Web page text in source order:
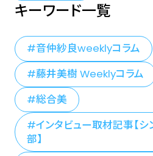
キーワード一覧
音仲紗良weeklyコラム
藤井美樹 Weeklyコラム
総合美
インタビュー取材記事【シ
部】